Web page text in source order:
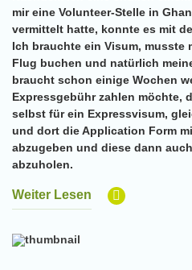
mir eine Volunteer-Stelle in
vermittelt hatte, konnte es mit
Ich brauchte ein Visum, musste
Flug buchen und natürlich
braucht schon einige Wochen
Expressgebühr zahlen möchte,
selbst für ein Expressvisum,
und dort die Application Form
abzugeben und diese dann
abzuholen.
Weiter Lesen